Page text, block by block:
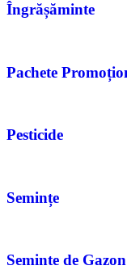
Îngrășăminte
Pachete
Pesticide
Semințe
Seminte de Gazon